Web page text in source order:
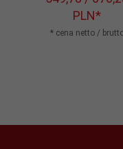
PLN*
* cena netto /